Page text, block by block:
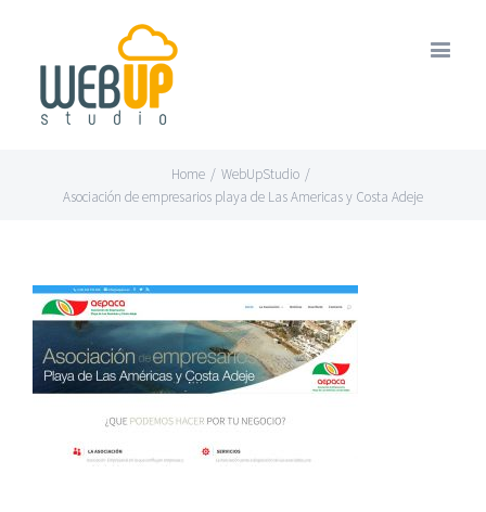
Home / WebUpStudio /
Asociación de empresarios playa de Las Americas y Costa Adeje